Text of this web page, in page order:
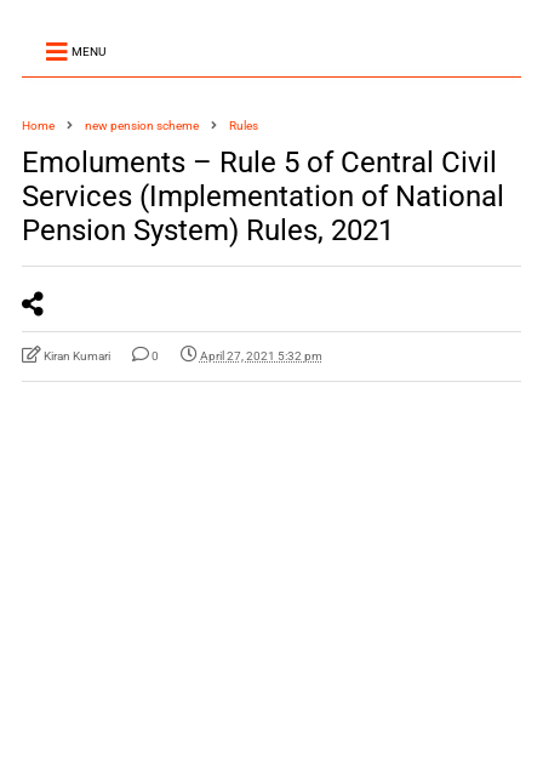
MENU
Home new pension scheme Rules
Emoluments – Rule 5 of Central Civil
Services (Implementation of National
Pension System) Rules, 2021
Kiran Kumari 0 April 27, 2021 5:32 pm